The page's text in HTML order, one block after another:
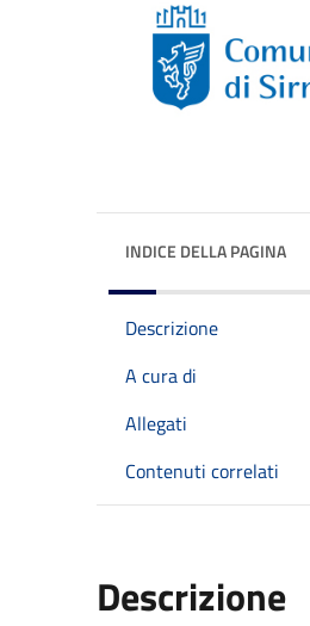
INDICE DELLA PAGINA
Descrizione
A cura di
Allegati
Contenuti correlati
Descrizione